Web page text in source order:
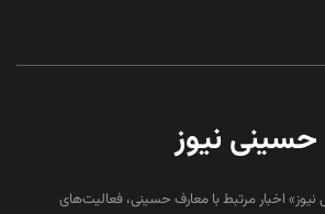
حسینی نیوز
اخبار مرتبط با معارف حسینی، فعالیت‌های